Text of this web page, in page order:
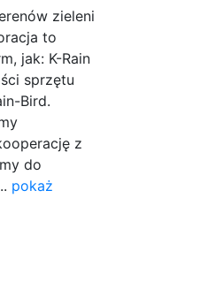
zieleni
to
jak: K-Rain
sprzętu
Bird.
z
do
pokaż